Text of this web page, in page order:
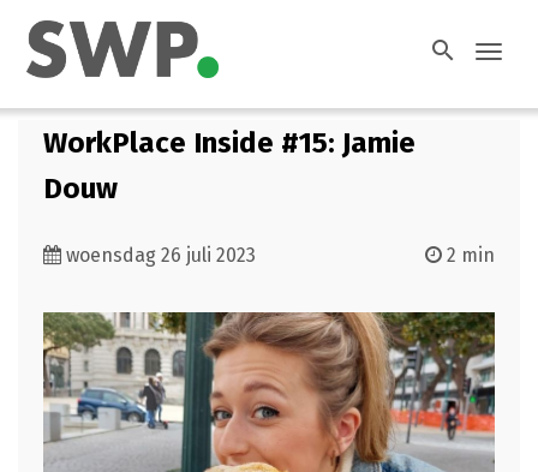
search
WorkPlace Inside #15: Jamie
Douw
woensdag 26 juli 2023 2 min